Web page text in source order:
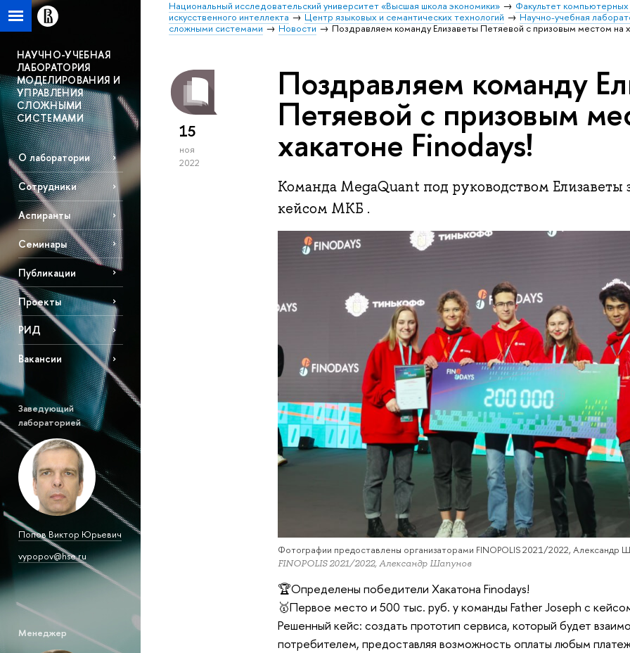
Национальный исследовательский университет «Высшая школа экономики» Факультет компьютерных
искусственного интеллекта
Центр языковых и семантических технологий
Научно-учебная
сложными системами
Новости Поздравляем команду Елизаветы Петяевой с призовым местом на
НАУЧНО-УЧЕБНАЯ
ЛАБОРАТОРИЯ
МОДЕЛИРОВАНИЯ И
УПРАВЛЕНИЯ
СЛОЖНЫМИ
СИСТЕМАМИ
О лаборатории
Сотрудники
Аспиранты
Семинары
Публикации
Проекты
РИД
Вакансии
Заведующий
лабораторией
Попов Виктор Юрьевич
vypopov@hse.ru
Менеджер
15
ноя
2022
Поздравляем команду
Петяевой с призовым
хакатоне Finodays!
Команда MegaQuant под руководством Елизаветы
кейсом МКБ .
Фотографии предоставлены организаторами FINOPOLIS 2021/2022, Александр
FINOPOLIS 2021/2022, Александр Шапунов
🏆Определены победители Хакатона Finodays!
🥇Первое место и 500 тыс. руб. у команды Father Joseph с
Решенный кейс: создать прототип сервиса, который будет
потребителем, предоставляя возможность оплаты любым